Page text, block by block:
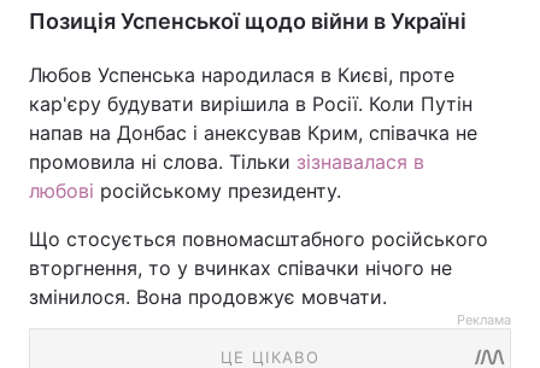
Позиція Успенської щодо війни в Україні
Любов Успенська народилася в Києві, проте
кар'єру будувати вирішила в Росії. Коли Путін
напав на Донбас і анексував Крим, співачка не
промовила ні слова. Тільки зізнавалася в
любові російському президенту.
Що стосується повномасштабного російського
вторгнення, то у вчинках співачки нічого не
змінилося. Вона продовжує мовчати.
Реклама